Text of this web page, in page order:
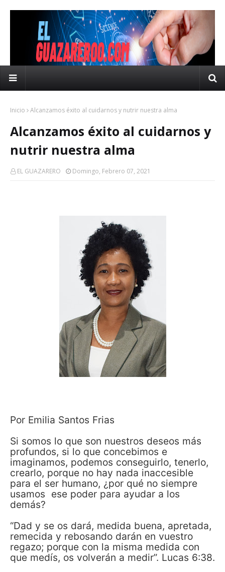
Inicio Alcanzamos éxito al cuidarnos y nutrir nuestra alma
Alcanzamos éxito al cuidarnos y
nutrir nuestra alma
EL GUAZARERO Domingo, Febrero 07, 2021
Por Emilia Santos Frias
Si somos lo que son nuestros deseos más
profundos, si lo que concebimos e
imaginamos, podemos conseguirlo, tenerlo,
crearlo, porque no hay nada inaccesible
para el ser humano, ¿por qué no siempre
usamos ese poder para ayudar a los
demás?
“Dad y se os dará, medida buena, apretada,
remecida y rebosando darán en vuestro
regazo; porque con la misma medida con
que medís, os volverán a medir”. Lucas 6:38.